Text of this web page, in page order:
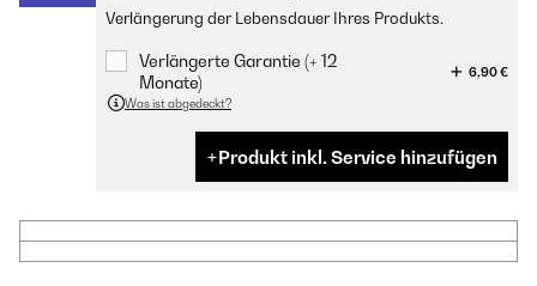
Verlängerung der Lebensdauer Ihres Produkts.
Verlängerte Garantie (+ 12
Monate)
6,90 €
Was ist abgedeckt?
Produkt inkl. Service hinzufügen